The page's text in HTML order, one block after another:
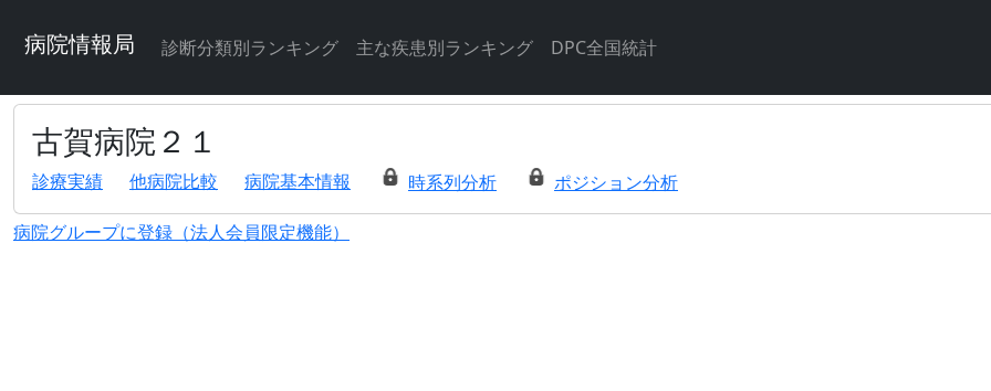
病院情報局 診断分類別ランキング 主な疾患別ランキング DPC全国統計
古賀病院２１
診療実績 他病院比較 病院基本情報 時系列分析 ポジション分析
病院グループに登録（法人会員限定機能）